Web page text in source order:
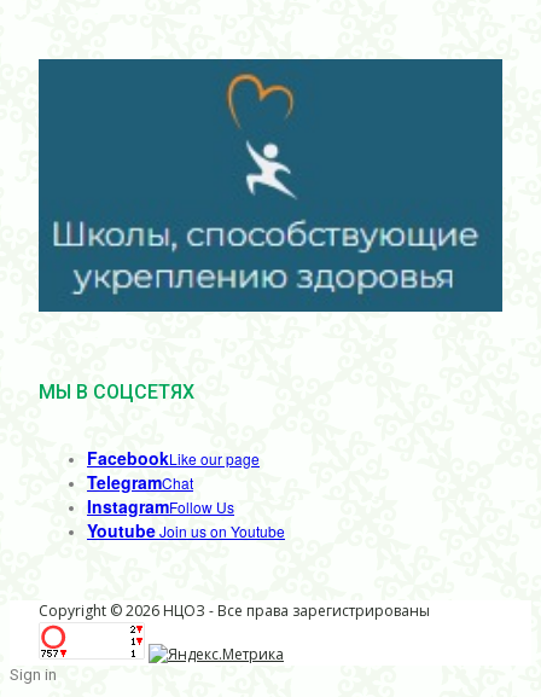
МЫ В СОЦСЕТЯХ
FacebookLike our page
TelegramChat
InstagramFollow Us
YoutubeJoin us on Youtube
Copyright © 2026 НЦОЗ - Все права зарегистрированы
Sign in